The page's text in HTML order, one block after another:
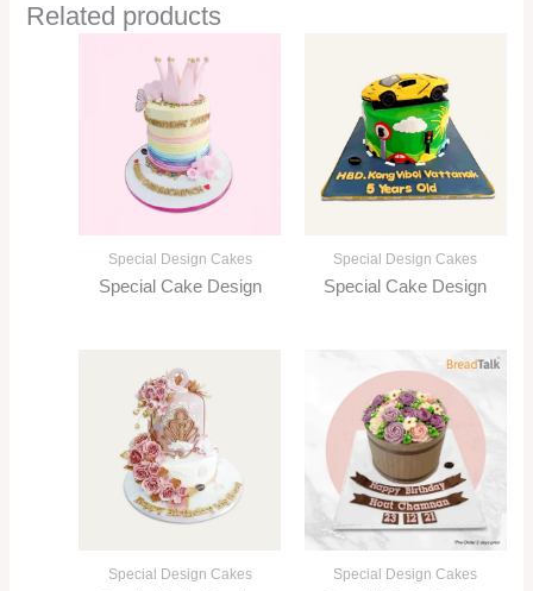
Related products
Special Design Cakes
Special Cake Design
Special Design Cakes
Special Cake Design
Special Design Cakes Special Design Cakes